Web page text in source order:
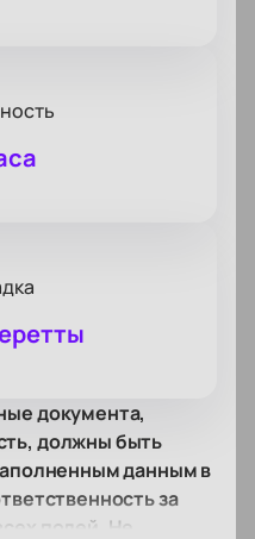
документа,
должны быть
данным в
за
полей. Не